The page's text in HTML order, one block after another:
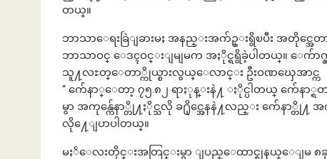
တယ္။
ဘာသာေရးခြဲျခားမႈ အနည္းအက်ဥ္းရွိၿပီး အတိုင္အ
ဘာသာဝင္ ေဒၚဝင္းျမျမက အႏိုင္ရရွိခဲ့ပါတယ္။ ေက်ာက္
သူ႔လႊတ္ေတာ္ကိုယ္စားလွယ္ေလာင္း ဦးဝဏၰေအာင္က
“ က်ေနာ္ေတာ့ ၇၅.၈၂ ရာႏုန္းနဲ႔ ႏိုင္ပါတယ္ က်ေနာ္ရတာ
မွာ အကုန္က်ေနာ္တို႔ႏိုင္သလို ခ႐ိုင္အေနနဲ႔လည္း က်ေနာ္တို
လို႔ေျပာပါတယ္။
မႏၲေလးတိုင္းအတြင္းမွာ ျပည္ေထာင္စုနယ္ေျမ ၈ခု